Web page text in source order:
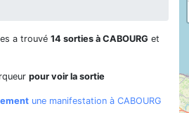
a trouvé 14 sorties à CABOURG et
pour voir la sortie
une manifestation à CABOURG